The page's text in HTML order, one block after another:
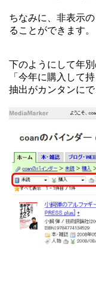
ちなみに、非表示
ることができます。
下のようにして年
「今年に購入して
抽出がカンタンにで